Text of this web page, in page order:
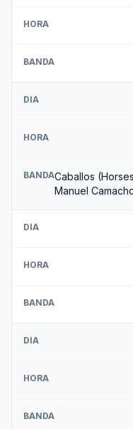
HORA
BANDA
DIA
HORA
BANDACaballos
Manuel
DIA
HORA
BANDA
DIA
HORA
BANDA